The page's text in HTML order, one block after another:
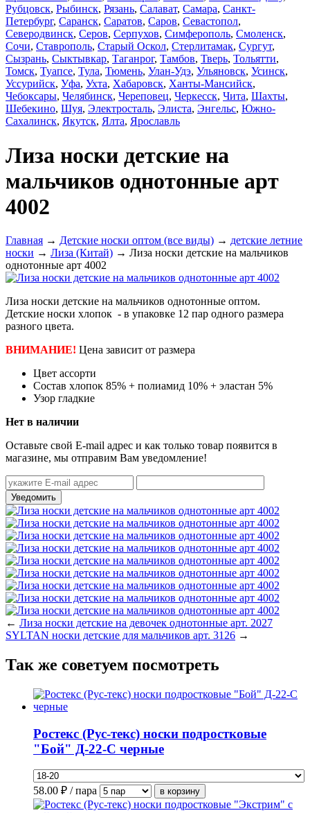
Рубцовск, Рыбинск, Рязань, Салават, Самара, Санкт-
Петербург, Саранск, Саратов, Саров, Севастопол,
Северодвинск, Серов, Серпухов, Симферополь, Смоленск,
Сочи, Ставрополь, Старый Оскол, Стерлитамак, Сургут,
Сызрань, Сыктывкар, Таганрог, Тамбов, Тверь, Тольятти,
Томск, Туапсе, Тула, Тюмень, Улан-Удэ, Ульяновск, Усинск,
Уссурийск, Уфа, Ухта, Хабаровск, Ханты-Мансийск,
Чебоксары, Челябинск, Череповец, Черкесск, Чита, Шахты,
Шебекино, Шуя, Электросталь, Элиста, Энгельс, Южно-
Сахалинск, Якутск, Ялта, Ярославль
Лиза носки детские на
мальчиков однотонные арт
4002
Главная → Детские носки оптом (все виды) → детские летние
носки → Лиза (Китай) → Лиза носки детские на мальчиков
однотонные арт 4002
Лиза носки детские на мальчиков однотонные оптом.
Детские носки хлопок - в упаковке 12 пар одного размера
разного цвета.
ВНИМАНИЕ! Цена зависит от размера
Цвет ассорти
Состав хлопок 85% + полиамид 10% + эластан 5%
Узор гладкие
Нет в наличии
Оставьте свой E-mail адрес и как только товар появится в
магазине, мы отправим Вам уведомление!
← Лиза носки детские на девочек однотонные арт. 2027
SYLTAN носки детские для мальчиков арт. 3126 →
Так же советуем посмотреть
Ростекс (Рус-текс) носки подростковые
"Бой" Д-22-С черные
58.00 ₽ / пара